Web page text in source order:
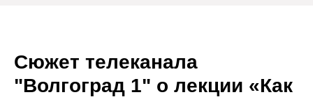
Сюжет телеканала
"Волгоград 1" о лекции «Как